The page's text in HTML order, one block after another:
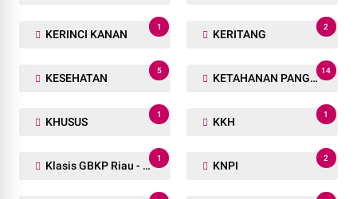
KERINCI KANAN
1
KERITANG
2
KESEHATAN
5
KETAHANAN PANGAN
14
KHUSUS
1
KKH
1
Klasis GBKP Riau - Sumbar.
1
KNPI
2